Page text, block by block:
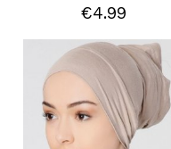
€4.99